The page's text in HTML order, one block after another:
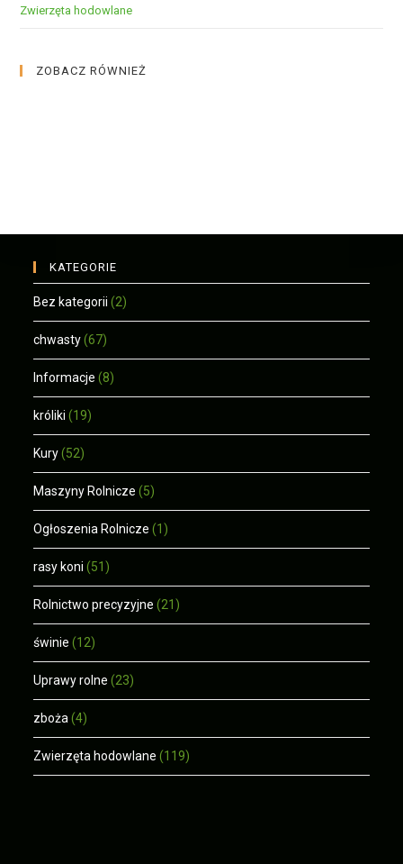
Zwierzęta hodowlane
ZOBACZ RÓWNIEŻ
KATEGORIE
Bez kategorii (2)
chwasty (67)
Informacje (8)
króliki (19)
Kury (52)
Maszyny Rolnicze (5)
Ogłoszenia Rolnicze (1)
rasy koni (51)
Rolnictwo precyzyjne (21)
świnie (12)
Uprawy rolne (23)
zboża (4)
Zwierzęta hodowlane (119)